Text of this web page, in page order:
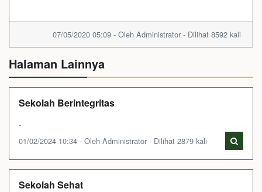
07/05/2020 05:09 - Oleh Administrator - Dilihat 8592 kali
Halaman Lainnya
Sekolah Berintegritas
.
01/02/2024 10:34 - Oleh Administrator - Dilihat 2879 kali
Sekolah Sehat